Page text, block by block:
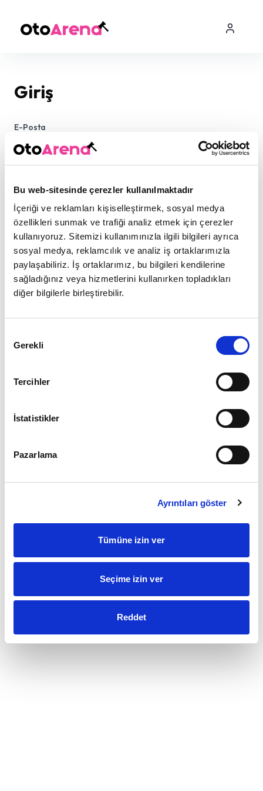
Bu web-sitesinde çerezler kullanılmaktadır
İçeriği ve reklamları kişiselleştirmek, sosyal medya
özellikleri sunmak ve trafiği analiz etmek için çerezler
kullanıyoruz. Sitemizi kullanımınızla ilgili bilgileri ayrıca
sosyal medya, reklamcılık ve analiz iş ortaklarımızla
paylaşabiliriz. İş ortaklarımız, bu bilgileri kendilerine
sağladığınız veya hizmetlerini kullanırken topladıkları
diğer bilgilerle birleştirebilir.
Seçimi
Gerekli
Tercihler
İstatistikler
Pazarlama
Ayrıntıları göster
Tümüne izin ver
Seçime izin ver
Reddet
Giriş
E-Posta
Şifrenizi mi unuttunuz ?